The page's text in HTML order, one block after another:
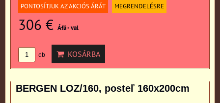
PONTOSÍTJUK AZ AKCIÓS ÁRÁT
MEGRENDELÉSRE
306 € Áfá - val
db KOSÁRBA
BERGEN LOZ/160, posteľ 160x200cm